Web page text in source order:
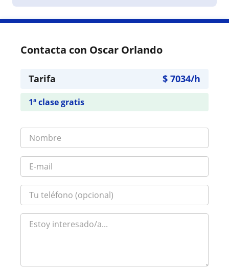
Contacta con Oscar Orlando
Tarifa $ 7034/h
1ª clase gratis